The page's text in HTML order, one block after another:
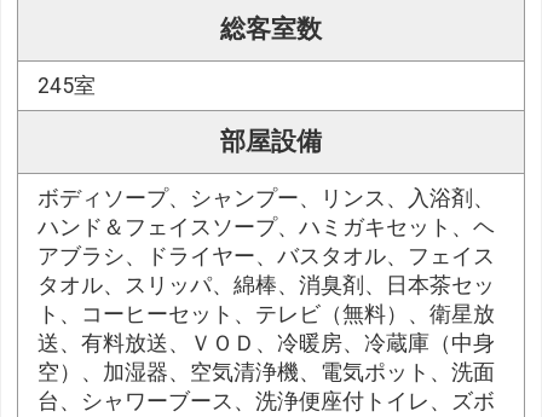
総客室数
245室
部屋設備
ボディソープ、シャンプー、リンス、入浴剤、
ハンド＆フェイスソープ、ハミガキセット、ヘ
アブラシ、ドライヤー、バスタオル、フェイス
タオル、スリッパ、綿棒、消臭剤、日本茶セッ
ト、コーヒーセット、テレビ（無料）、衛星放
送、有料放送、ＶＯＤ、冷暖房、冷蔵庫（中身
空）、加湿器、空気清浄機、電気ポット、洗面
台、シャワーブース、洗浄便座付トイレ、ズボ